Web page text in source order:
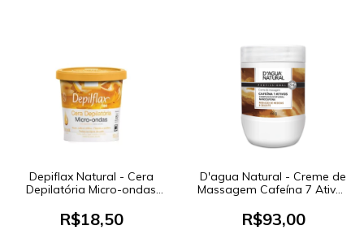
Depiflax Natural - Cera
Depilatória Micro-ondas
R$18,50
D'agua Natural - Creme de
Massagem Cafeína 7 Ativos
R$93,00